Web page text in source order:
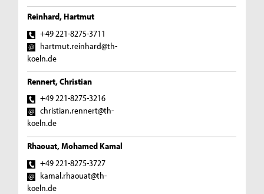
Reinhard, Hartmut
+49 221-8275-3711
hartmut.reinhard@th-
koeln.de
Rennert, Christian
+49 221-8275-3216
christian.rennert@th-
koeln.de
Rhaouat, Mohamed Kamal
+49 221-8275-3727
kamal.rhaouat@th-
koeln.de